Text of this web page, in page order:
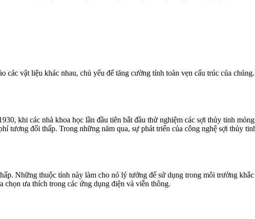
vật liệu khác nhau, chủ yếu để tăng cường tính toàn vẹn cấu trúc của
khi các nhà khoa học lần đầu tiên bắt đầu thử nghiệm các sợi thủy tinh
tương đối thấp. Trong những năm qua, sự phát triển của công nghệ sợi thủy
Những thuộc tính này làm cho nó lý tưởng để sử dụng trong môi trường
ưa thích trong các ứng dụng điện và viễn thông.